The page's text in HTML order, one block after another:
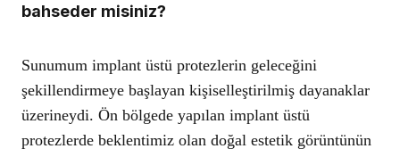
bahseder misiniz?
Sunumum implant üstü protezlerin geleceğini
şekillendirmeye başlayan kişiselleştirilmiş dayanaklar
üzerineydi. Ön bölgede yapılan implant üstü
protezlerde beklentimiz olan doğal estetik görüntünün